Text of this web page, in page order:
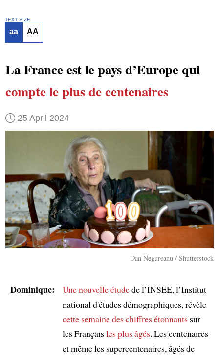
TEXT SIZE
aa AA
La France est le pays d’Europe qui
comptele plus de centenaires
25 April 2024
Dan Negureanu / Shutterstock
Dominique: Une nouvelle étudede l’INSEE, l’Institut
national d'études démographiques, révèle
cette semainedes chiffres étonnantssur
les Françaisles plus âgés. Les centenaires
et même les supercentenaires, âgés de